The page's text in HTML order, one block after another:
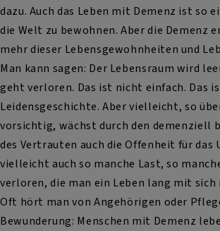
dazu. Auch das Leben mit Demenz ist so
die Welt zu bewohnen. Aber die Demenz
mehr dieser Lebensgewohnheiten und
Man kann sagen: Der Lebensraum wird
geht verloren. Das ist nicht einfach. Das
Leidensgeschichte. Aber vielleicht, so
vorsichtig, wächst durch den demenziell
des Vertrauten auch die Offenheit für das
vielleicht auch so manche Last, so
verloren, die man ein Leben lang mit
Oft hört man von Angehörigen oder
Bewunderung: Menschen mit Demenz